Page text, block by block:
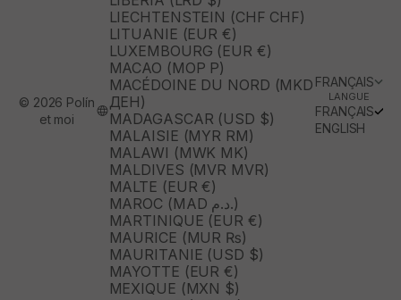
LIECHTENSTEIN (CHF CHF)
LITUANIE (EUR €)
LUXEMBOURG (EUR €)
MACAO (MOP P)
MACÉDOINE DU NORD (MKD
ДЕН)
MADAGASCAR (USD $)
MALAISIE (MYR RM)
MALAWI (MWK MK)
MALDIVES (MVR MVR)
MALTE (EUR €)
MAROC (MAD د.م.)
MARTINIQUE (EUR €)
MAURICE (MUR ₨)
MAURITANIE (USD $)
MAYOTTE (EUR €)
MEXIQUE (MXN $)
FRANÇAIS
LANGUE
FRANÇAIS
ENGLISH
© 2026 Polín
et moi